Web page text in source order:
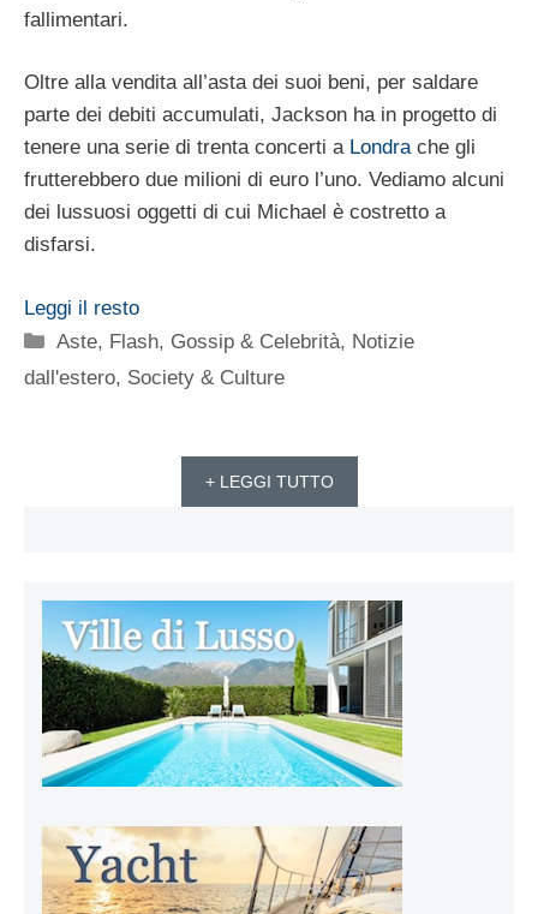
fallimentari.
Oltre alla vendita all’asta dei suoi beni, per saldare
parte dei debiti accumulati, Jackson ha in progetto di
tenere una serie di trenta concerti a Londrache gli
frutterebbero due milioni di euro l’uno. Vediamo alcuni
dei lussuosi oggetti di cui Michael è costretto a
disfarsi.
Leggi il resto
Categorie
Aste, Flash, Gossip & Celebrità, Notizie
dall'estero, Society & Culture
+ LEGGI TUTTO